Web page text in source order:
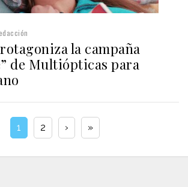
la campaña
de Multiópticas para
1 2 › »